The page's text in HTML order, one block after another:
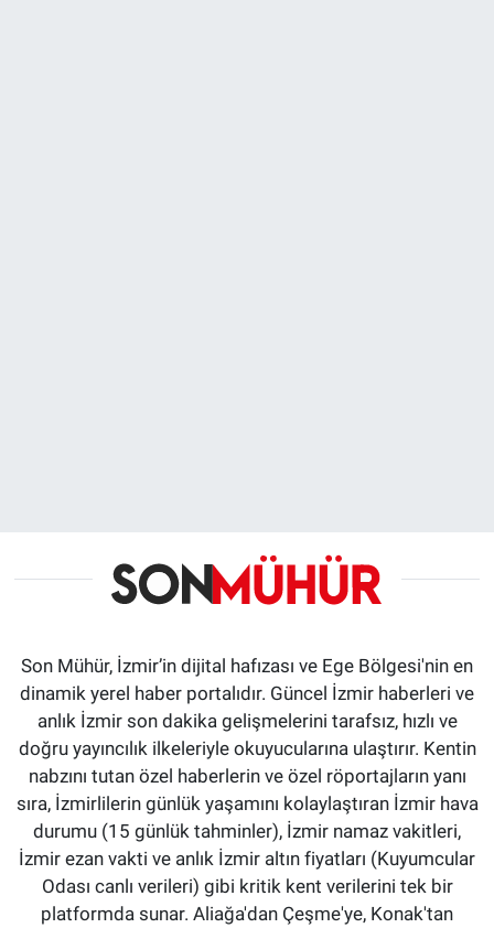
Son Mühür, İzmir’in dijital hafızası ve Ege Bölgesi'nin en
dinamik yerel haber portalıdır. Güncel İzmir haberleri ve
anlık İzmir son dakika gelişmelerini tarafsız, hızlı ve
doğru yayıncılık ilkeleriyle okuyucularına ulaştırır. Kentin
nabzını tutan özel haberlerin ve özel röportajların yanı
sıra, İzmirlilerin günlük yaşamını kolaylaştıran İzmir hava
durumu (15 günlük tahminler), İzmir namaz vakitleri,
İzmir ezan vakti ve anlık İzmir altın fiyatları (Kuyumcular
Odası canlı verileri) gibi kritik kent verilerini tek bir
platformda sunar. Aliağa'dan Çeşme'ye, Konak'tan